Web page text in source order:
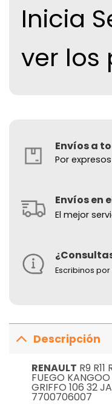
Inicia
ver los
Envíos a
Por
Envíos en
El mejor
Escribinos
Descripción
RENAULT R9 R11
FUEGO
GRIFFO 106 32
7700706007